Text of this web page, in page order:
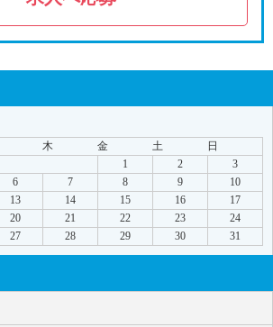
木 金 土
日
1
2
3
6 7 8 9
10
13 14 15 16
17
20 21 22 23
24
27 28 29 30 31